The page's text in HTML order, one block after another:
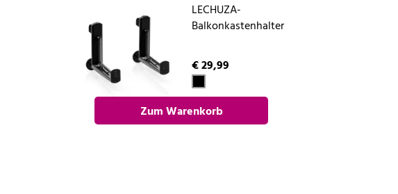
LECHUZA-
Balkonkastenhalter
€ 29,99
Zum Warenkorb